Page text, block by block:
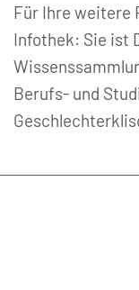
Für Ihre weitere
Infothek: Sie ist
Berufs- und